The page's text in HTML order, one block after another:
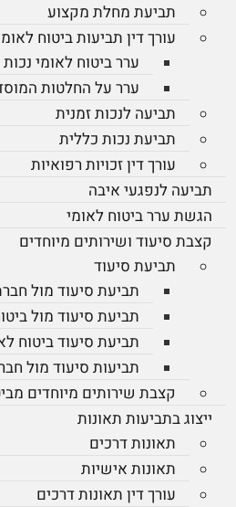
תביעת מחלת מקצוע
עורך דין תביעות ביטוח
ערר ביטוח לאומי
ערר על החלטות
תביעה לנכות זמנית
תביעת נכות כללית
עורך דין זכויות רפואיות
תביעה לנפגעי איבה
הגשת ערר ביטוח לאומי
קצבת סיעוד ושירותים מיוחדים
תביעת סיעוד
תביעת סיעוד מול
תביעת סיעוד מול
תביעת סיעוד ביטוח
תביעות סיעוד מול
קצבת שירותים מיוחדים
ייצוג בתביעות תאונות
תאונות דרכים
תאונות אישיות
עורך דין תאונות דרכים